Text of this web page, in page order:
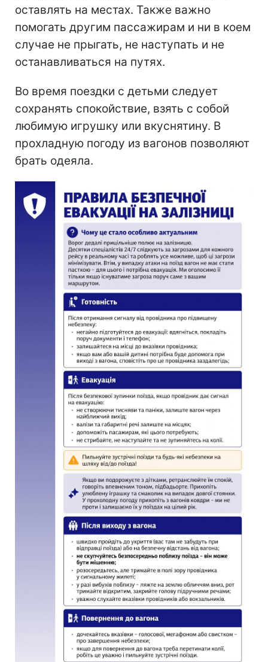
оставлять на местах. Также важно
помогать другим пассажирам и ни в коем
случае не прыгать, не наступать и не
останавливаться на путях.
Во время поездки с детьми следует
сохранять спокойствие, взять с собой
любимую игрушку или вкуснятину. В
прохладную погоду из вагонов позволяют
брать одеяла.